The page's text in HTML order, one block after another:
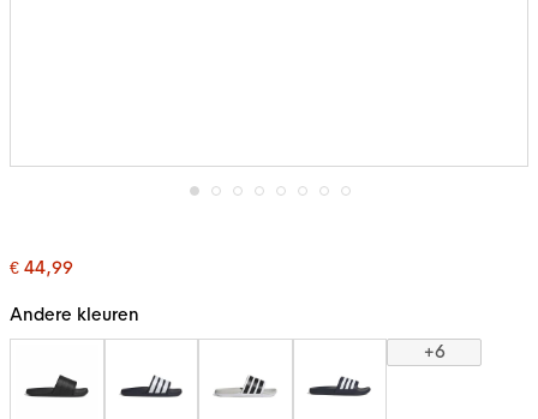
begin
de
€ 44,99
Andere kleuren
+6